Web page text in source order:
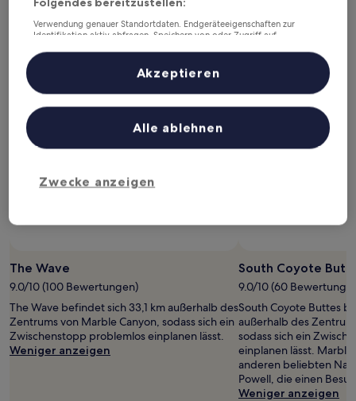
Andere Sehenswürdigkeiten in
der Nähe von: Wire Pass Trail
The Wave
9.0/10 (100 Bewertungen)
The Wave befindet sich 33,1 km außerhalb des
Zentrums von Marble Canyon, sodass sich ein
Zwischenstopp problemlos einplanen lässt.
Weniger anzeigen
South Coyote
9.0/10 (60
South Coyote Buttes
außerhalb des
sodass sich ein
einplanen lässt.
anderen beliebten
Powell, die einen
Weniger anzeigen
Verwendung genauer Standortdaten. Endgeräteeigenschaften zur
Identifikation aktiv abfragen. Speichern von oder Zugriff auf
Inhalte, Messung von Werbeleistung und der Performance von Inhalten,
Zielgruppenforschung sowie Entwicklung und Verbesserung von
Liste der Partner (Lieferanten)
Zwecke anzeigen
Alle ablehnen
Akzeptieren